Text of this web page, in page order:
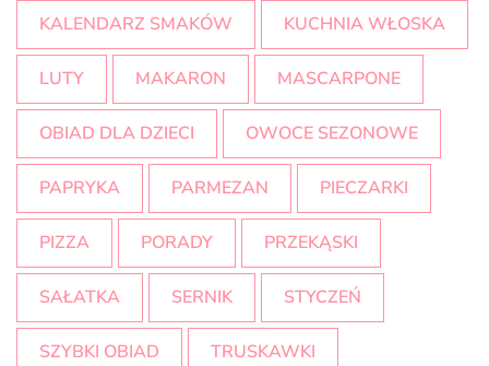
KALENDARZ SMAKÓW KUCHNIA WŁOSKA
LUTY MAKARON MASCARPONE
OBIAD DLA DZIECI OWOCE SEZONOWE
PAPRYKA PARMEZAN PIECZARKI
PIZZA PORADY PRZEKĄSKI
SAŁATKA SERNIK STYCZEŃ
SZYBKI OBIAD TRUSKAWKI